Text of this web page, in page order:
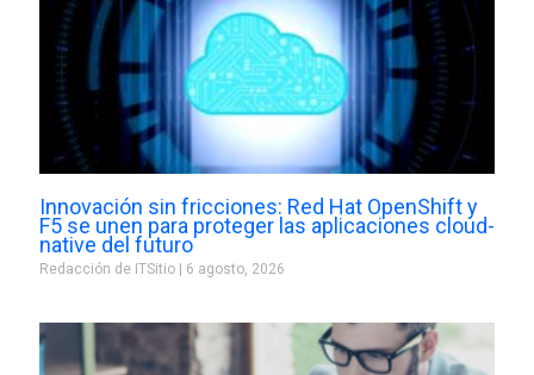
Innovación sin fricciones: Red Hat OpenShift y
F5 se unen para proteger las aplicaciones cloud-
native del futuro
Redacción de ITSitio 6 agosto, 2026